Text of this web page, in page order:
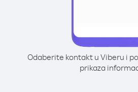
Odaberite kontakt u Viberu i
prikaza